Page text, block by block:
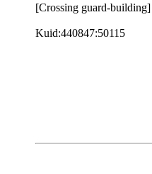
[Crossing guard-building]
Kuid:440847:50115